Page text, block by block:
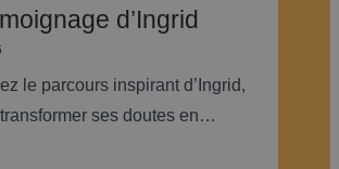
d’Ingrid
le parcours inspirant d’Ingrid,
ses doutes en…